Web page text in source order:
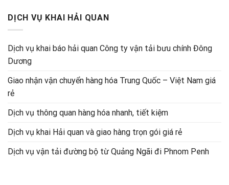
DỊCH VỤ KHAI HẢI QUAN
Dịch vụ khai báo hải quan Công ty vận tải bưu chính Đông
Dương
Giao nhận vận chuyển hàng hóa Trung Quốc – Việt Nam giá
rẻ
Dịch vụ thông quan hàng hóa nhanh, tiết kiệm
Dịch vụ khai Hải quan và giao hàng trọn gói giá rẻ
Dịch vụ vận tải đường bộ từ Quảng Ngãi đi Phnom Penh